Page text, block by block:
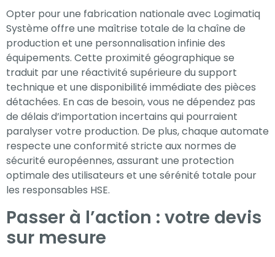
Opter pour une fabrication nationale avec Logimatiq
Système offre une maîtrise totale de la chaîne de
production et une personnalisation infinie des
équipements. Cette proximité géographique se
traduit par une réactivité supérieure du support
technique et une disponibilité immédiate des pièces
détachées. En cas de besoin, vous ne dépendez pas
de délais d’importation incertains qui pourraient
paralyser votre production. De plus, chaque automate
respecte une conformité stricte aux normes de
sécurité européennes, assurant une protection
optimale des utilisateurs et une sérénité totale pour
les responsables HSE.
Passer à l’action : votre devis
sur mesure